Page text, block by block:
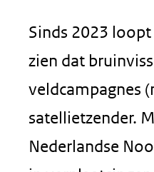
Sinds 2023
zien dat
veldcampagnes
satellietzender.
Nederlandse